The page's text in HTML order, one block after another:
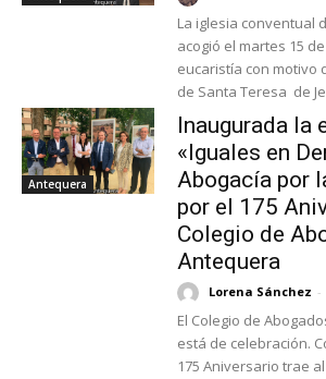
La iglesia conventual
acogió el martes 15
eucaristía con motivo
de Santa Teresa de
Antequera
Inaugurada la
«Iguales en
Abogacía por
por el 175
Colegio de
Antequera
Lorena Sánchez -
El Colegio de
está de celebración.
175 Aniversario trae